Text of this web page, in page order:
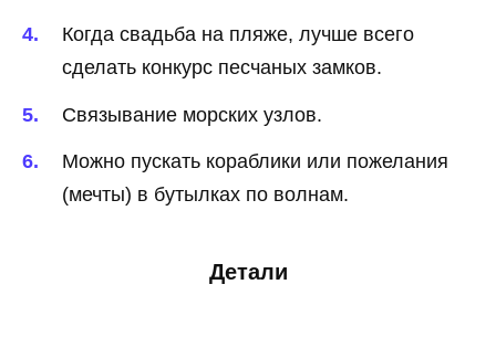
Когда свадьба на пляже, лучше всего
сделать конкурс песчаных замков.
Связывание морских узлов.
Можно пускать кораблики или пожелания
(мечты) в бутылках по волнам.
Детали